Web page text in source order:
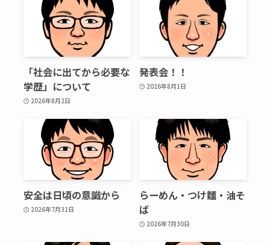
「社会に出てから必要な
学歴」について
2026年8月2日
発表会！！
2026年8月1日
安全は日頃の意識から
2026年7月31日
らーめん・つけ麵・油そ
ば
2026年7月30日